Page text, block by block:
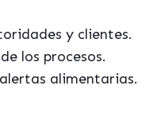
y clientes.
los procesos.
alimentarias.